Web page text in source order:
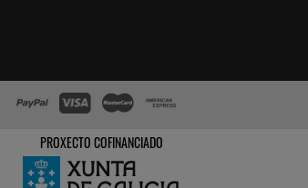
PROXECTO COFINANCIADO